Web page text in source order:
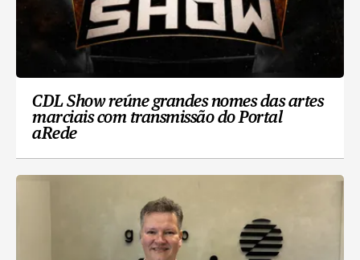
CDL Show reúne grandes nomes das artes
marciais com transmissão do Portal
aRede